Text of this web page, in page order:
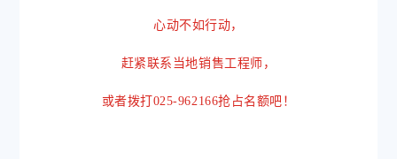
心动不如行动，
赶紧联系当地销售工程师，
或者拨打025-962166抢占名额吧！